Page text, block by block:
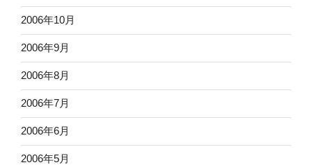
2006年10月
2006年9月
2006年8月
2006年7月
2006年6月
2006年5月